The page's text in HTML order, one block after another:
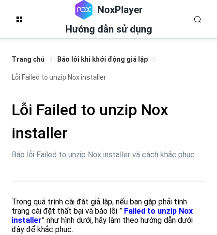
NoxPlayer
Hướng dẫn sử dụng
Trang chủ Báo lỗi khi khởi động giả lập
Lỗi Failed to unzip Nox installer
Lỗi Failed to unzip Nox
installer
Báo lỗi Failed to unzip Nox installer và cách khắc phục
Trong quá trình cài đặt giả lập, nếu bạn gặp phải tình
trạng cài đặt thất bại và báo lỗi ” Failed to unzip Nox
installer” như hình dưới, hãy làm theo hướng dẫn dưới
đây để khắc phục.